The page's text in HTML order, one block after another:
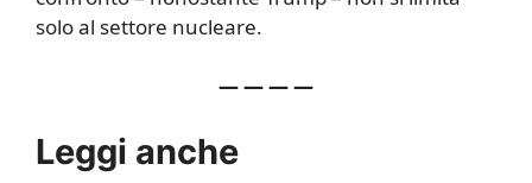
solo al settore nucleare.
— — — —
Leggi anche